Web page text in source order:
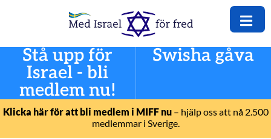
Stå upp för
Israel - bli
medlem nu!
Swisha gåva
Klicka här för att bli medlem i MIFF nu– hjälp oss att nå 2.500
medlemmar i Sverige.